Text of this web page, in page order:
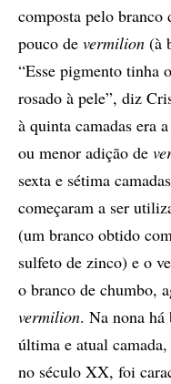
composta pelo
pouco de vermilion (à
“Esse pigmento tinha
rosado à pele”, diz
à quinta camadas era
ou menor adição de
sexta e sétima
começaram a ser
(um branco obtido
sulfeto de zinco) e o
o branco de chumbo,
vermilion. Na nona
última e atual
no século XX, foi